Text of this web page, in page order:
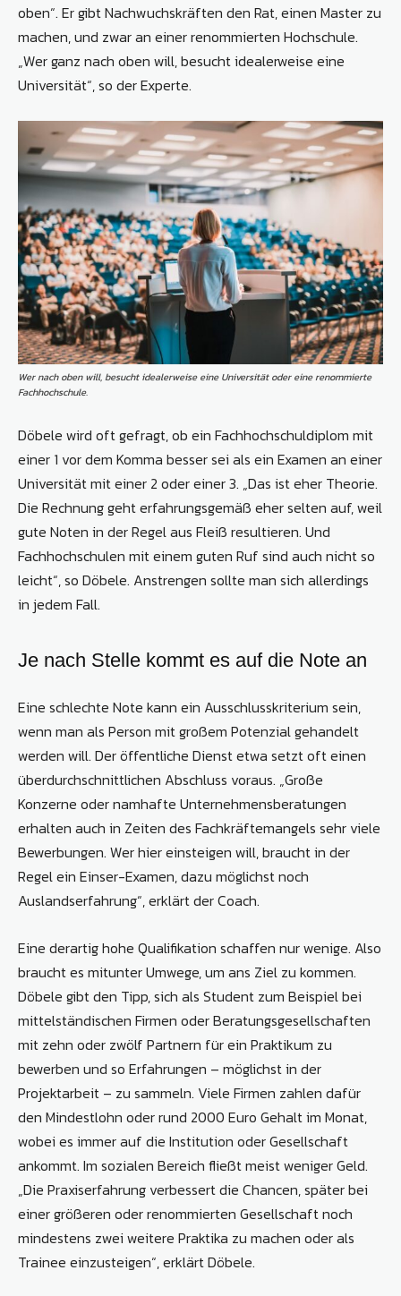
oben“. Er gibt Nachwuchskräften den Rat, einen Master zu
machen, und zwar an einer renommierten Hochschule.
„Wer ganz nach oben will, besucht idealerweise eine
Universität“, so der Experte.
Wer nach oben will, besucht idealerweise eine Universität oder eine renommierte
Fachhochschule.
Döbele wird oft gefragt, ob ein Fachhochschuldiplom mit
einer 1 vor dem Komma besser sei als ein Examen an einer
Universität mit einer 2 oder einer 3. „Das ist eher Theorie.
Die Rechnung geht erfahrungsgemäß eher selten auf, weil
gute Noten in der Regel aus Fleiß resultieren. Und
Fachhochschulen mit einem guten Ruf sind auch nicht so
leicht“, so Döbele. Anstrengen sollte man sich allerdings
in jedem Fall.
Je nach Stelle kommt es auf die Note an
Eine schlechte Note kann ein Ausschlusskriterium sein,
wenn man als Person mit großem Potenzial gehandelt
werden will. Der öffentliche Dienst etwa setzt oft einen
überdurchschnittlichen Abschluss voraus. „Große
Konzerne oder namhafte Unternehmensberatungen
erhalten auch in Zeiten des Fachkräftemangels sehr viele
Bewerbungen. Wer hier einsteigen will, braucht in der
Regel ein Einser-Examen, dazu möglichst noch
Auslandserfahrung“, erklärt der Coach.
Eine derartig hohe Qualifikation schaffen nur wenige. Also
braucht es mitunter Umwege, um ans Ziel zu kommen.
Döbele gibt den Tipp, sich als Student zum Beispiel bei
mittelständischen Firmen oder Beratungsgesellschaften
mit zehn oder zwölf Partnern für ein Praktikum zu
bewerben und so Erfahrungen – möglichst in der
Projektarbeit – zu sammeln. Viele Firmen zahlen dafür
den Mindestlohn oder rund 2000 Euro Gehalt im Monat,
wobei es immer auf die Institution oder Gesellschaft
ankommt. Im sozialen Bereich fließt meist weniger Geld.
„Die Praxiserfahrung verbessert die Chancen, später bei
einer größeren oder renommierten Gesellschaft noch
mindestens zwei weitere Praktika zu machen oder als
Trainee einzusteigen“, erklärt Döbele.